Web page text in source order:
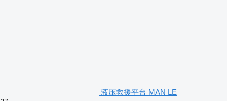
液压救援平台 MAN LE